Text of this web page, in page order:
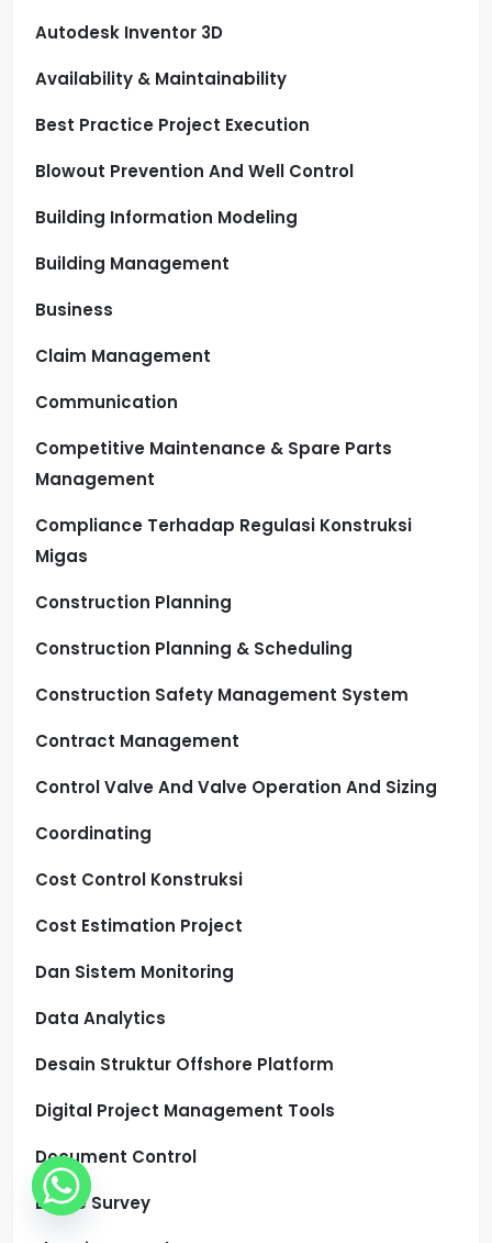
Autodesk Inventor 3D
Availability & Maintainability
Best Practice Project Execution
Blowout Prevention And Well Control
Building Information Modeling
Building Management
Business
Claim Management
Communication
Competitive Maintenance & Spare Parts
Management
Compliance Terhadap Regulasi Konstruksi
Migas
Construction Planning
Construction Planning & Scheduling
Construction Safety Management System
Contract Management
Control Valve And Valve Operation And Sizing
Coordinating
Cost Control Konstruksi
Cost Estimation Project
Dan Sistem Monitoring
Data Analytics
Desain Struktur Offshore Platform
Digital Project Management Tools
Document Control
Drone Survey